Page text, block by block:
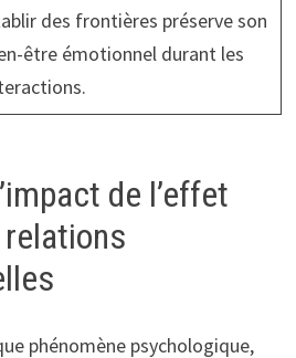
des frontières préserve son
être émotionnel durant les
de l’effet
phénomène psychologique,